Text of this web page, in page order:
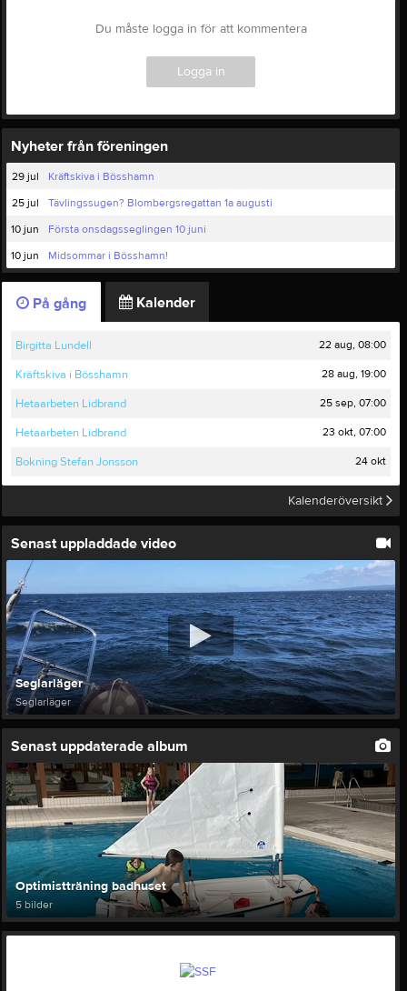
Du måste logga in för att kommentera
Logga in
Nyheter från föreningen
29 jul
Kräftskiva i Bösshamn
25 jul
Tävlingssugen? Blombergsregattan 1a augusti
10 jun
Första onsdagsseglingen 10 juni
10 jun
Midsommar i Bösshamn!
På gång Kalender
Birgitta Lundell 22 aug, 08:00
Kräftskiva i Bösshamn 28 aug, 19:00
Hetaarbeten Lidbrand 25 sep, 07:00
Hetaarbeten Lidbrand 23 okt, 07:00
Bokning Stefan Jonsson 24 okt
Kalenderöversikt
Senast uppladdade video
Seglarläger
Seglarläger
Senast uppdaterade album
Optimistträning badhuset
5 bilder